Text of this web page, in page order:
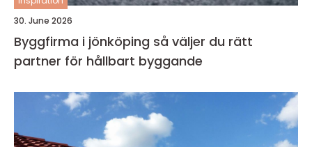
30. June 2026
Byggfirma i jönköping så väljer du rätt
partner för hållbart byggande